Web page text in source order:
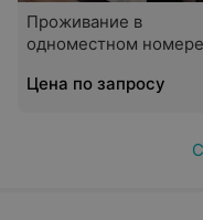
Проживание в
одноместном номере
Цена по запросу